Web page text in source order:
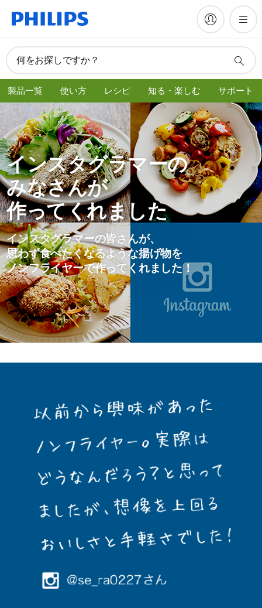
何をお探しですか？
製品一覧 使い方 レシピ 知る・楽しむ サポート
インスタグラマーの
み な さ ん が
作 っ て く れ ま し た
イ ン ス タ グ ラ マ ーの皆さんが、
思 わ ず 食 べ た く な る よ う な揚げ物を
ノ ン フ ラ イ ヤ ーで作 っ て く れ ま し た ！